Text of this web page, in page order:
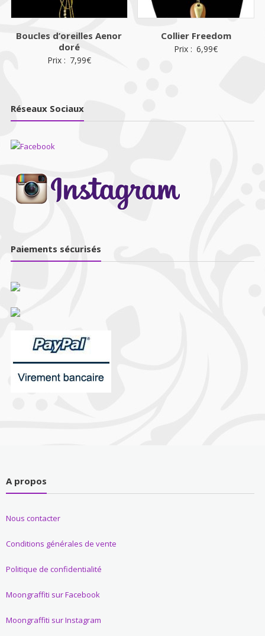
Boucles d’oreilles Aenor
doré
Prix : 7,99€
Collier Freedom
Prix : 6,99€
Réseaux Sociaux
Paiements sécurisés
A propos
Nous contacter
Conditions générales de vente
Politique de confidentialité
Moongraffiti sur Facebook
Moongraffiti sur Instagram